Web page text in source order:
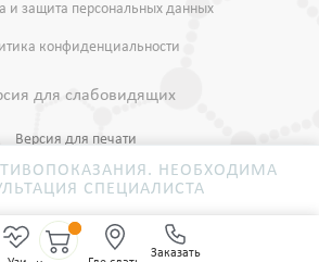
и защита персональных данных
конфиденциальности
для слабовидящих
Версия для печати
НЕОБХОДИМА
СПЕЦИАЛИСТА
Заказать